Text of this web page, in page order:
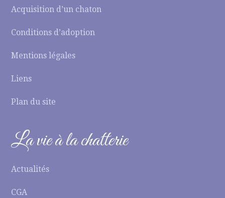
Acquisition d’un chaton
Conditions d’adoption
Mentions légales
Liens
Plan du site
La vie à la chatterie
Actualités
CGA